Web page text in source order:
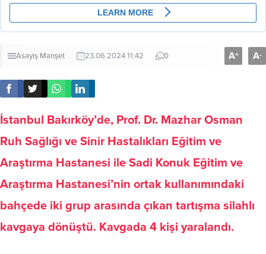
Asayiş Manşet 23.06.2024 11:42 0 A+ A-
İstanbul Bakırköy’de, Prof. Dr. Mazhar Osman
Ruh Sağlığı ve Sinir Hastalıkları Eğitim ve
Araştırma Hastanesi ile Sadi Konuk Eğitim ve
Araştırma Hastanesi’nin ortak kullanımındaki
bahçede iki grup arasında çıkan tartışma silahlı
kavgaya dönüştü. Kavgada 4 kişi yaralandı.